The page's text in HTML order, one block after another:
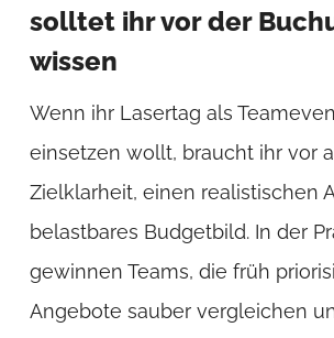
solltet ihr vor der
wissen
Wenn ihr Lasertag als
einsetzen wollt, braucht ihr vor
Zielklarheit, einen realistischen
belastbares Budgetbild. In der
gewinnen Teams, die früh
Angebote sauber vergleichen